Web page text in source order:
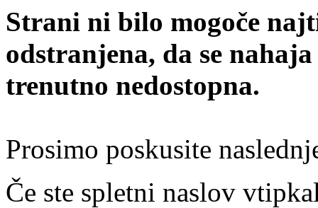
Strani ni bilo mogoče
odstranjena, da se
trenutno nedostopna.
Prosimo poskusite
Če ste spletni naslov